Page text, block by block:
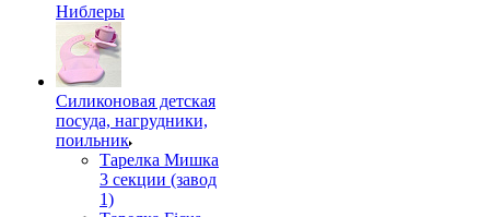
Ниблеры
Силиконовая детская
посуда, нагрудники,
поильник
Тарелка Мишка
3 секции (завод
1)